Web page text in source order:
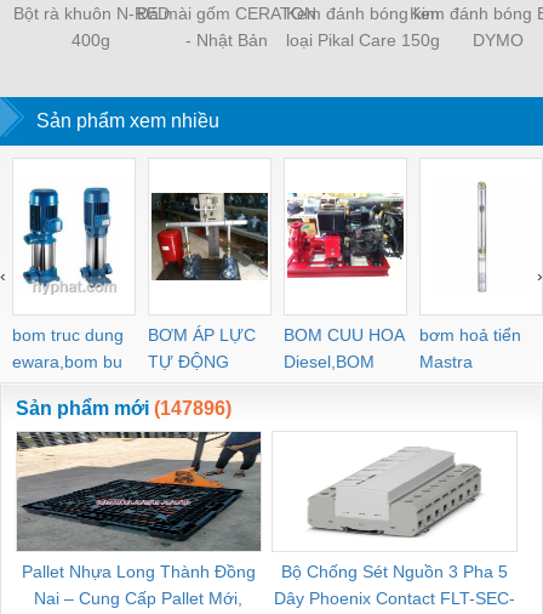
Bột rà khuôn N-RED
400g
Đá mài gốm CERATON
- Nhật Bản
Kem đánh bóng kim
loại Pikal Care 150g
Kem đánh bóng
DYMO
Sản phẩm xem nhiều
bom truc dung
ewara,bom bu
ewara
BƠM ÁP LỰC
TỰ ĐỘNG
BOM CUU HOA
Diesel,BOM
CHUA CHAY
bơm hoả tiển
Mastra
‹ ›
Sản phẩm mới (147896)
Pallet Nhựa Long Thành Đồng
Nai – Cung Cấp Pallet Mới,
Bộ Chống Sét Nguồn 3 Pha 5
Dây Phoenix Contact FLT-SEC-